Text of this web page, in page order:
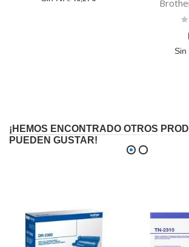
¡HEMOS ENCONTRADO OTROS
PUEDEN GUSTAR!